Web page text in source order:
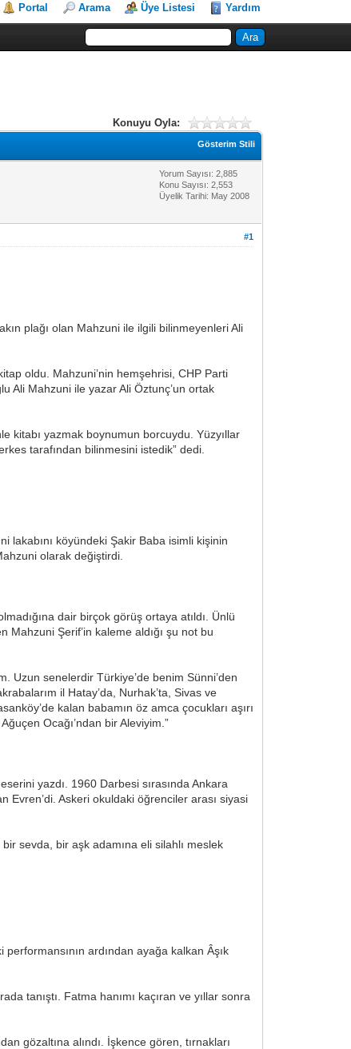
Portal Arama Üye Listesi Yardım
Konuyu Oyla:
Gösterim Stili
Yorum Sayısı: 2,885
Konu Sayısı: 2,553
Üyelik Tarihi: May 2008
#1
plağı olan Mahzuni ile ilgili bilinmeyenleri Ali
oldu. Mahzuni’nin hemşehrisi, CHP Parti
Ali Mahzuni ile yazar Ali Öztunç’un ortak
kitabı yazmak boynumun borcuydu. Yüzyıllar
tarafından bilinmesini istedik” dedi.
lakabını köyündeki Şakir Baba isimli kişinin
olarak değiştirdi.
dair birçok görüş ortaya atıldı. Ünlü
Şerif’in kaleme aldığı şu not bu
Uzun senelerdir Türkiye’de benim Sünni’den
il Hatay’da, Nurhak’ta, Sivas ve
kalan babamın öz amca çocukları aşırı
Ocağı’ndan bir Aleviyim.”
yazdı. 1960 Darbesi sırasında Ankara
Evren’di. Askeri okuldaki öğrenciler arası siyasi
sevda, bir aşk adamına eli silahlı meslek
ardından ayağa kalkan Âşık
tanıştı. Fatma hanımı kaçıran ve yıllar sonra
gözaltına alındı. İşkence gören, tırnakları